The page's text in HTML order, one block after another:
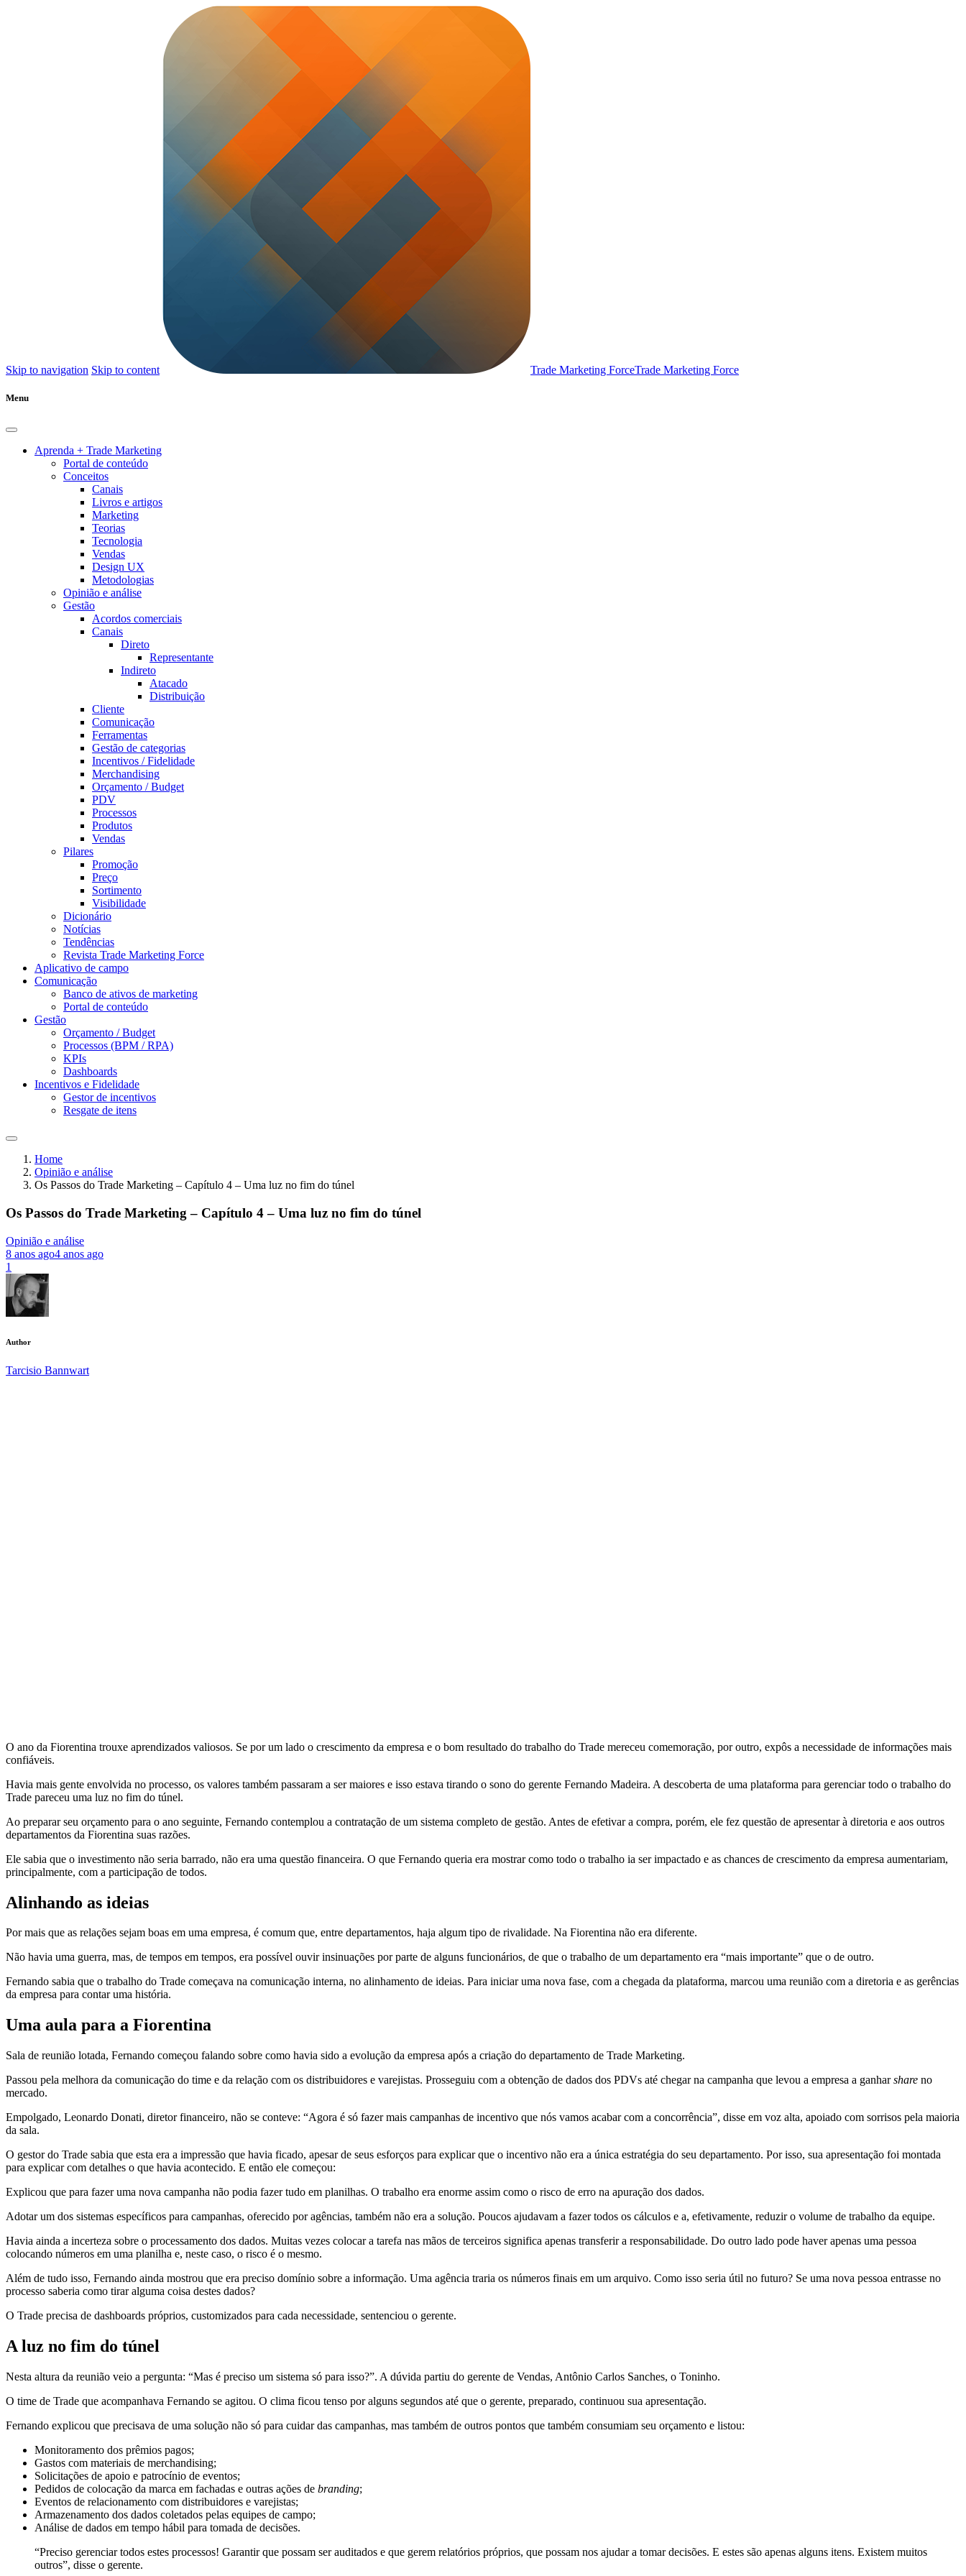
Skip to navigation Skip to content Trade Marketing ForceTrade Marketing Force
Menu
Aprenda + Trade Marketing
Portal de conteúdo
Conceitos
Canais
Livros e artigos
Marketing
Teorias
Tecnologia
Vendas
Design UX
Metodologias
Opinião e análise
Gestão
Acordos comerciais
Canais
Direto
Representante
Indireto
Atacado
Distribuição
Cliente
Comunicação
Ferramentas
Gestão de categorias
Incentivos / Fidelidade
Merchandising
Orçamento / Budget
PDV
Processos
Produtos
Vendas
Pilares
Promoção
Preço
Sortimento
Visibilidade
Dicionário
Notícias
Tendências
Revista Trade Marketing Force
Aplicativo de campo
Comunicação
Banco de ativos de marketing
Portal de conteúdo
Gestão
Orçamento / Budget
Processos (BPM / RPA)
KPIs
Dashboards
Incentivos e Fidelidade
Gestor de incentivos
Resgate de itens
Home
Opinião e análise
Os Passos do Trade Marketing – Capítulo 4 – Uma luz no fim do túnel
Os Passos do Trade Marketing – Capítulo 4 – Uma luz no fim do túnel
Opinião e análise
8 anos ago4 anos ago
1
Author
Tarcisio Bannwart
O ano da Fiorentina trouxe aprendizados valiosos. Se por um lado o crescimento da empresa e o bom resultado do trabalho do Trade mereceu comemoração, por outro, expôs a necessidade de informações mais
confiáveis.
Havia mais gente envolvida no processo, os valores também passaram a ser maiores e isso estava tirando o sono do gerente Fernando Madeira. A descoberta de uma plataforma para gerenciar todo o trabalho do
Trade pareceu uma luz no fim do túnel.
Ao preparar seu orçamento para o ano seguinte, Fernando contemplou a contratação de um sistema completo de gestão. Antes de efetivar a compra, porém, ele fez questão de apresentar à diretoria e aos outros
departamentos da Fiorentina suas razões.
Ele sabia que o investimento não seria barrado, não era uma questão financeira. O que Fernando queria era mostrar como todo o trabalho ia ser impactado e as chances de crescimento da empresa aumentariam,
principalmente, com a participação de todos.
Alinhando as ideias
Por mais que as relações sejam boas em uma empresa, é comum que, entre departamentos, haja algum tipo de rivalidade. Na Fiorentina não era diferente.
Não havia uma guerra, mas, de tempos em tempos, era possível ouvir insinuações por parte de alguns funcionários, de que o trabalho de um departamento era “mais importante” que o de outro.
Fernando sabia que o trabalho do Trade começava na comunicação interna, no alinhamento de ideias. Para iniciar uma nova fase, com a chegada da plataforma, marcou uma reunião com a diretoria e as gerências
da empresa para contar uma história.
Uma aula para a Fiorentina
Sala de reunião lotada, Fernando começou falando sobre como havia sido a evolução da empresa após a criação do departamento de Trade Marketing.
Passou pela melhora da comunicação do time e da relação com os distribuidores e varejistas. Prosseguiu com a obtenção de dados dos PDVs até chegar na campanha que levou a empresa a ganharshare no
mercado.
Empolgado, Leonardo Donati, diretor financeiro, não se conteve: “Agora é só fazer mais campanhas de incentivo que nós vamos acabar com a concorrência”, disse em voz alta, apoiado com sorrisos pela maioria
da sala.
O gestor do Trade sabia que esta era a impressão que havia ficado, apesar de seus esforços para explicar que o incentivo não era a única estratégia do seu departamento. Por isso, sua apresentação foi montada
para explicar com detalhes o que havia acontecido. E então ele começou:
Explicou que para fazer uma nova campanha não podia fazer tudo em planilhas. O trabalho era enorme assim como o risco de erro na apuração dos dados.
Adotar um dos sistemas específicos para campanhas, oferecido por agências, também não era a solução. Poucos ajudavam a fazer todos os cálculos e a, efetivamente, reduzir o volume de trabalho da equipe.
Havia ainda a incerteza sobre o processamento dos dados. Muitas vezes colocar a tarefa nas mãos de terceiros significa apenas transferir a responsabilidade. Do outro lado pode haver apenas uma pessoa
colocando números em uma planilha e, neste caso, o risco é o mesmo.
Além de tudo isso, Fernando ainda mostrou que era preciso domínio sobre a informação. Uma agência traria os números finais em um arquivo. Como isso seria útil no futuro? Se uma nova pessoa entrasse no
processo saberia como tirar alguma coisa destes dados?
O Trade precisa de dashboards próprios, customizados para cada necessidade, sentenciou o gerente.
A luz no fim do túnel
Nesta altura da reunião veio a pergunta: “Mas é preciso um sistema só para isso?”. A dúvida partiu do gerente de Vendas, Antônio Carlos Sanches, o Toninho.
O time de Trade que acompanhava Fernando se agitou. O clima ficou tenso por alguns segundos até que o gerente, preparado, continuou sua apresentação.
Fernando explicou que precisava de uma solução não só para cuidar das campanhas, mas também de outros pontos que também consumiam seu orçamento e listou:
Monitoramento dos prêmios pagos;
Gastos com materiais de merchandising;
Solicitações de apoio e patrocínio de eventos;
Pedidos de colocação da marca em fachadas e outras ações de branding;
Eventos de relacionamento com distribuidores e varejistas;
Armazenamento dos dados coletados pelas equipes de campo;
Análise de dados em tempo hábil para tomada de decisões.
“Preciso gerenciar todos estes processos! Garantir que possam ser auditados e que gerem relatórios próprios, que possam nos ajudar a tomar decisões. E estes são apenas alguns itens. Existem muitos
outros”, disse o gerente.